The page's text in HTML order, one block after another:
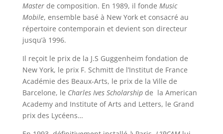
Masterde composition. En 1989, il fonde Music
Mobile, ensemble basé à New York et consacré au
répertoire contemporain et devient son directeur
jusqu’à 1996.
Il reçoit le prix de la J.S Guggenheim fondation de
New York, le prix F. Schmitt de l’Institut de France
Académie des Beaux-Arts, le prix de la Ville de
Barcelone, le Charles Ives Scholarshipde la American
Academy and Institute of Arts and Letters, le Grand
prix des Lycéens…